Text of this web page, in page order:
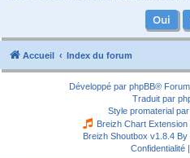
Accueil Index du forum
Développé par phpBB®
Traduit par
Style promaterial
Breizh Chart Extension
Breizh Shoutbox v1.8.4 By
Confidentialité|